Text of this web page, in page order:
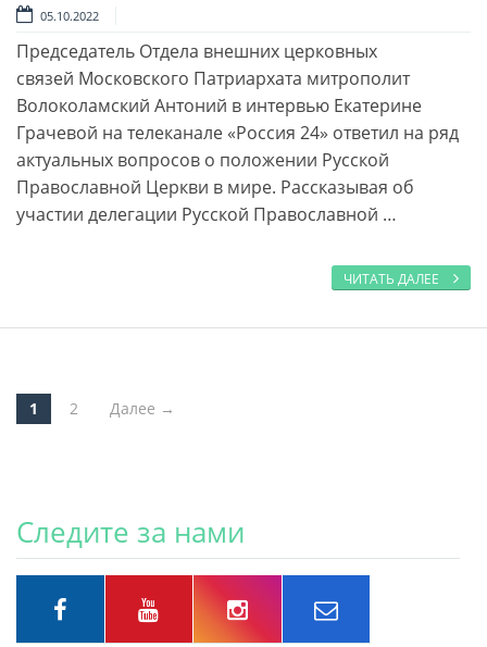
05.10.2022
Председатель Отдела внешних церковных
связей Московского Патриархата митрополит
Волоколамский Антоний в интервью Екатерине
Грачевой на телеканале «Россия 24» ответил на ряд
актуальных вопросов о положении Русской
Православной Церкви в мире. Рассказывая об
участии делегации Русской Православной …
ЧИТАТЬ ДАЛЕЕ
Post navigation
1 2 Далее →
Следите за нами